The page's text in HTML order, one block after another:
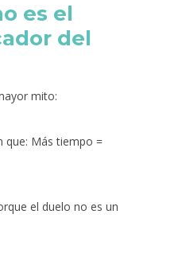
es el
del
mito:
que: Más tiempo =
el duelo no es un